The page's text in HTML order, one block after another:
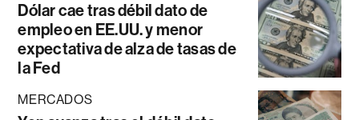
Dólar cae tras débil dato de
empleo en EE.UU. y menor
expectativa de alza de tasas de
la Fed
MERCADOS